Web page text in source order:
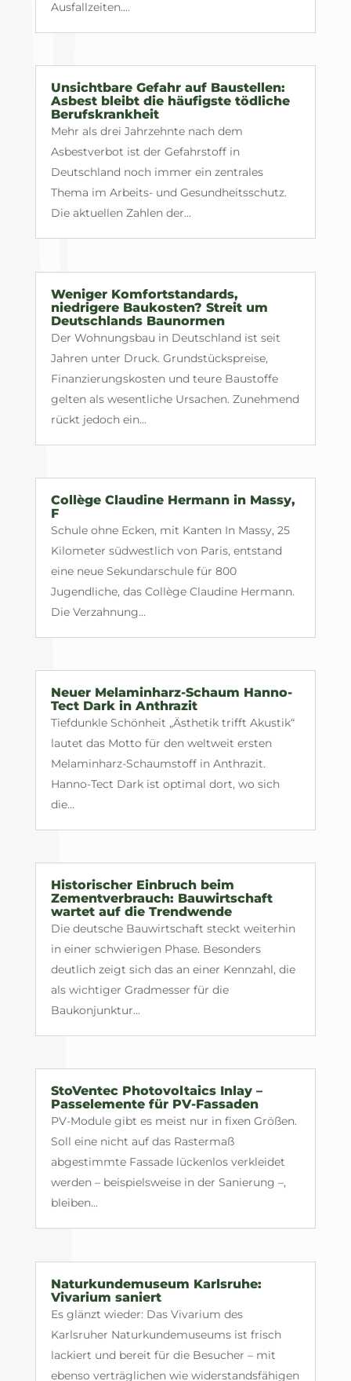
Ausfallzeiten....
Unsichtbare Gefahr auf Baustellen:
Asbest bleibt die häufigste tödliche
Berufskrankheit
Mehr als drei Jahrzehnte nach dem
Asbestverbot ist der Gefahrstoff in
Deutschland noch immer ein zentrales
Thema im Arbeits- und Gesundheitsschutz.
Die aktuellen Zahlen der...
Weniger Komfortstandards,
niedrigere Baukosten? Streit um
Deutschlands Baunormen
Der Wohnungsbau in Deutschland ist seit
Jahren unter Druck. Grundstückspreise,
Finanzierungskosten und teure Baustoffe
gelten als wesentliche Ursachen. Zunehmend
rückt jedoch ein...
Collège Claudine Hermann in Massy,
F
Schule ohne Ecken, mit Kanten In Massy, 25
Kilometer südwestlich von Paris, entstand
eine neue Sekundarschule für 800
Jugendliche, das Collège Claudine Hermann.
Die Verzahnung...
Neuer Melaminharz-Schaum Hanno-
Tect Dark in Anthrazit
Tiefdunkle Schönheit „Ästhetik trifft Akustik“
lautet das Motto für den weltweit ersten
Melaminharz-Schaumstoff in Anthrazit.
Hanno-Tect Dark ist optimal dort, wo sich
die...
Historischer Einbruch beim
Zementverbrauch: Bauwirtschaft
wartet auf die Trendwende
Die deutsche Bauwirtschaft steckt weiterhin
in einer schwierigen Phase. Besonders
deutlich zeigt sich das an einer Kennzahl, die
als wichtiger Gradmesser für die
Baukonjunktur...
StoVentec Photovoltaics Inlay –
Passelemente für PV-Fassaden
PV-Module gibt es meist nur in fixen Größen.
Soll eine nicht auf das Rastermaß
abgestimmte Fassade lückenlos verkleidet
werden – beispielsweise in der Sanierung –,
bleiben...
Naturkundemuseum Karlsruhe:
Vivarium saniert
Es glänzt wieder: Das Vivarium des
Karlsruher Naturkundemuseums ist frisch
lackiert und bereit für die Besucher – mit
ebenso verträglichen wie widerstandsfähigen